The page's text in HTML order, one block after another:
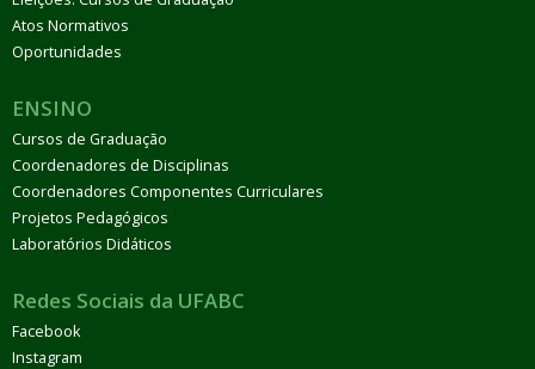
Atos Normativos
Oportunidades
ENSINO
Cursos de Graduação
Coordenadores de Disciplinas
Coordenadores Componentes Curriculares
Projetos Pedagógicos
Laboratórios Didáticos
Redes Sociais da UFABC
Facebook
Instagram